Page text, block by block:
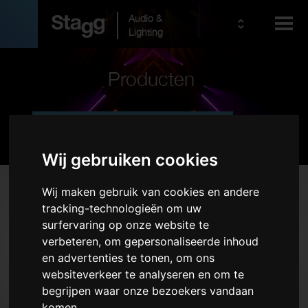
Wij gebruiken cookies
Wij maken gebruik van cookies en andere
tracking-technologieën om uw
surfervaring op onze website te
verbeteren, om gepersonaliseerde inhoud
en advertenties te tonen, om ons
websiteverkeer te analyseren en om te
begrijpen waar onze bezoekers vandaan
Audio &
Lighting
Producten
Producten
PA-systemen
Draadloze systemen
Microfoons
Hoofdtelefoons
Koffers voor racksystemen